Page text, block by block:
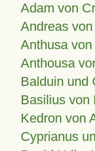
Adam von
Andreas
Anthusa
Anthousa
Balduin und
Basilius von
Kedron von
Cyprianus